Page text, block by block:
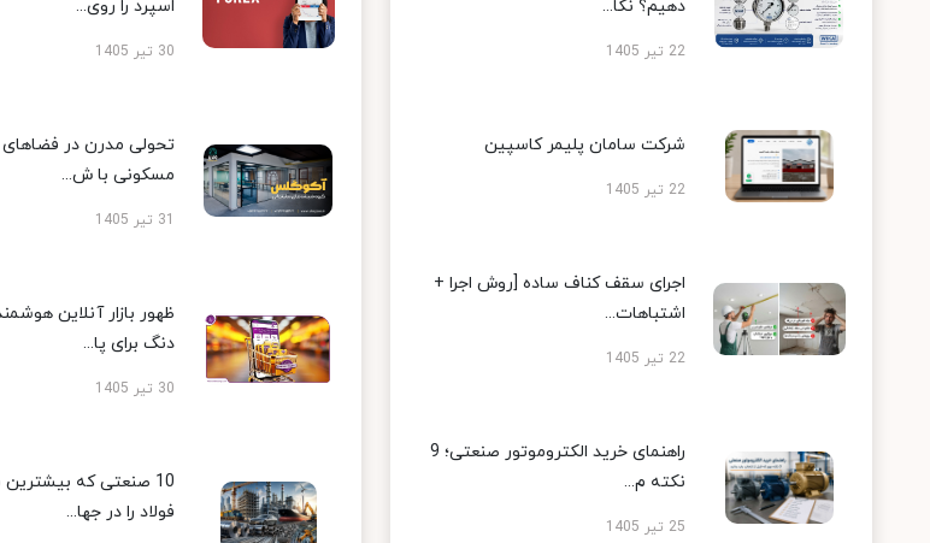
دهیم؟ نکا...
22 تیر 1405
شرکت سامان پلیمر کاسپین
22 تیر 1405
اجرای سقف کناف ساده [روش اجرا +
اشتباهات...
22 تیر 1405
راهنمای خرید الکتروموتور صنعتی؛ 9
نکته م...
25 تیر 1405
اسپرد را روی...
30 تیر 1405
تحولی مدرن در فضاهای
مسکونی با ش...
31 تیر 1405
ظهور بازار آنلاین
دنگ برای پا...
30 تیر 1405
10 صنعتی که
فولاد را در جها...